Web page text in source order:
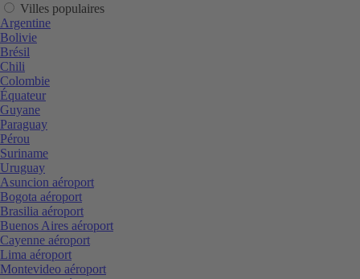
Villes populaires
Argentine
Bolivie
Brésil
Chili
Colombie
Équateur
Guyane
Paraguay
Pérou
Suriname
Uruguay
Asuncion aéroport
Bogota aéroport
Brasilia aéroport
Buenos Aires aéroport
Cayenne aéroport
Lima aéroport
Montevideo aéroport